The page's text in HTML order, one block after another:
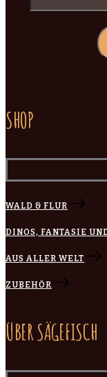
SHOP
WALD & FLUR
DINOS, FANTASIE
AUS ALLER WELT
ZUBEHÖR
ÜBER SÄGEFISCH